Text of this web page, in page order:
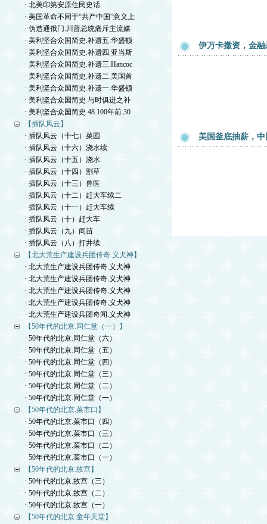
· 北美印第安原住民史话
· 美国革命不同于“共产中国”意义上
· 伪造通俄门.川普总统痛斥主流媒
· 美利坚合众国简史.补遗五.华盛顿
· 美利坚合众国简史.补遗四.亚当斯
· 美利坚合众国简史.补遗三.Hancoc
· 美利坚合众国简史.补遗二.美国首
· 美利坚合众国简史.补遗一.华盛顿
· 美利坚合众国简史.与时俱进之补
· 美利坚合众国简史.48.100年前.30
【插队风云】
· 插队风云（十七）菜园
· 插队风云（十六）浇水续
· 插队风云（十五）浇水
· 插队风云（十四）割草
· 插队风云（十三）兽医
· 插队风云（十二）赶大车续二
· 插队风云（十一）赶大车续
· 插队风云（十）赶大车
· 插队风云（九）间苗
· 插队风云（八）打井续
【北大荒生产建设兵团传奇.义犬神】
· 北大荒生产建设兵团传奇.义犬神
· 北大荒生产建设兵团传奇.义犬神
· 北大荒生产建设兵团传奇.义犬神
· 北大荒生产建设兵团传奇.义犬神
· 北大荒生产建设兵团奇闻.义犬神
【50年代的北京.同仁堂（一）】
· 50年代的北京.同仁堂（六）
· 50年代的北京.同仁堂（五）
· 50年代的北京.同仁堂（四）
· 50年代的北京.同仁堂（三）
· 50年代的北京.同仁堂（二）
· 50年代的北京.同仁堂（一）
【50年代的北京.菜市口】
· 50年代的北京.菜市口（四）
· 50年代的北京.菜市口（三）
· 50年代的北京.菜市口（二）
· 50年代的北京.菜市口（一）
【50年代的北京.故宫】
· 50年代的北京.故宫（三）
· 50年代的北京.故宫（二）
· 50年代的北京.故宫（一）
【50年代的北京.童年天堂】
伊万卡撤资，金
美国釜底抽薪，